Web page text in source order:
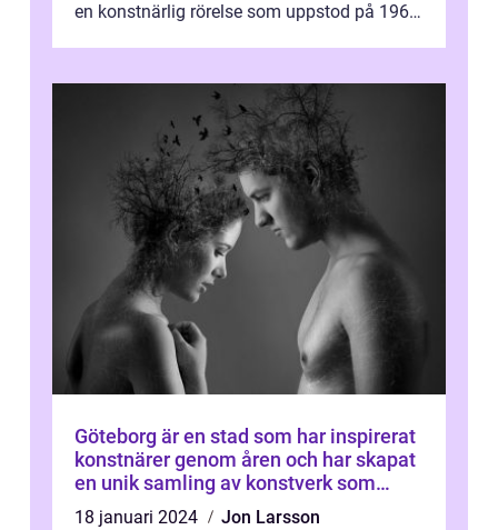
en konstnärlig rörelse som uppstod på 1960-
Göteborg är en stad som har inspirerat
konstnärer genom åren och har skapat
en unik samling av konstverk som
representerar staden
18 januari 2024
Jon Larsson